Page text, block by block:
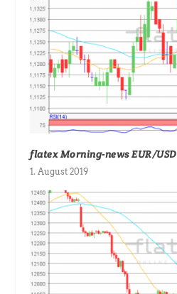
flatex Morning-news EUR/USD
1. August 2019